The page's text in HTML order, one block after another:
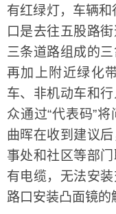
有红绿灯，车辆
口是去往五股路
三条道路组成的
再加上附近绿化
车、非机动车和
众通过“代表码”
曲晖在收到建议
事处和社区等部
有电缆，无法安
路口安装凸面镜的